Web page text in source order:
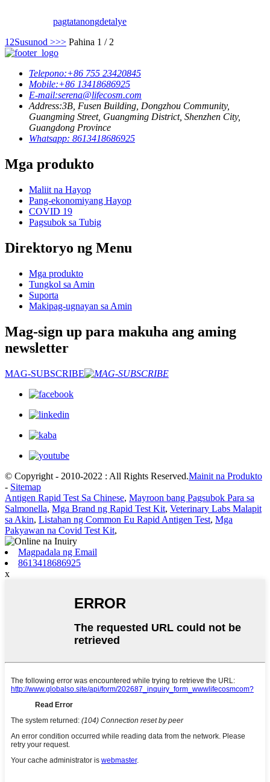
pagtatanongdetalye
1 2Susunod >>> Pahina 1 / 2
Telepono:+86 755 23420845
Mobile:+86 13418686925
E-mail:serena@lifecosm.com
Address:3B, Fusen Building, Dongzhou Community,
Guangming Street, Guangming District, Shenzhen City,
Guangdong Province
Whatsapp: 8613418686925
Mga produkto
Maliit na Hayop
Pang-ekonomiyang Hayop
COVID 19
Pagsubok sa Tubig
Direktoryo ng Menu
Mga produkto
Tungkol sa Amin
Suporta
Makipag-ugnayan sa Amin
Mag-sign up para makuha ang aming
newsletter
MAG-SUBSCRIBE
© Copyright - 2010-2022 : All Rights Reserved.Mainit na Produkto
- Sitemap
Antigen Rapid Test Sa Chinese, Mayroon bang Pagsubok Para sa
Salmonella, Mga Brand ng Rapid Test Kit, Veterinary Labs Malapit
sa Akin, Listahan ng Common Eu Rapid Antigen Test, Mga
Pakyawan na Covid Test Kit,
Magpadala ng Email
8613418686925
x